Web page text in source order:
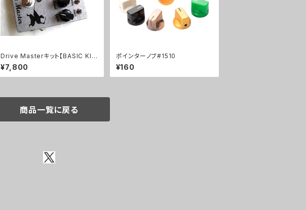
Drive Masterキット【BASIC KI
T】
¥7,800
ポインターノブ#1510
¥160
商品一覧に戻る